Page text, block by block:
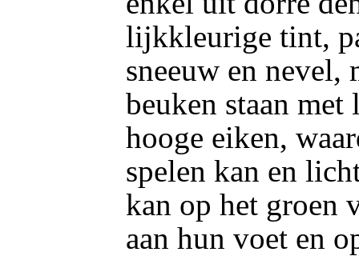
lijkkleurige tint,
sneeuw en nevel,
beuken staan met
hooge eiken,
spelen kan en
kan op het groen
aan hun voet en